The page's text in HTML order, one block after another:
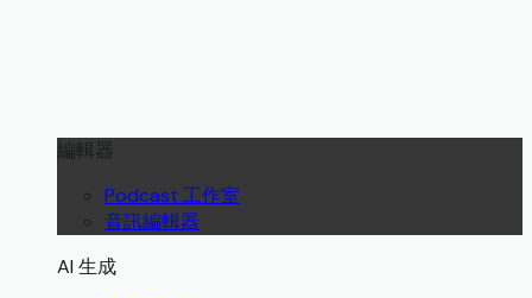
編輯器
Podcast 工作室
音訊編輯器
AI 生成